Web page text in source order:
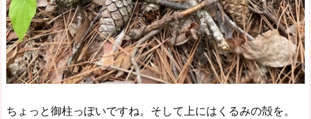
ちょっと御柱っぽいですね。そして上にはくるみの殻を。